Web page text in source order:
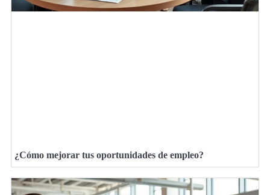
¿Cómo mejorar tus oportunidades de empleo?